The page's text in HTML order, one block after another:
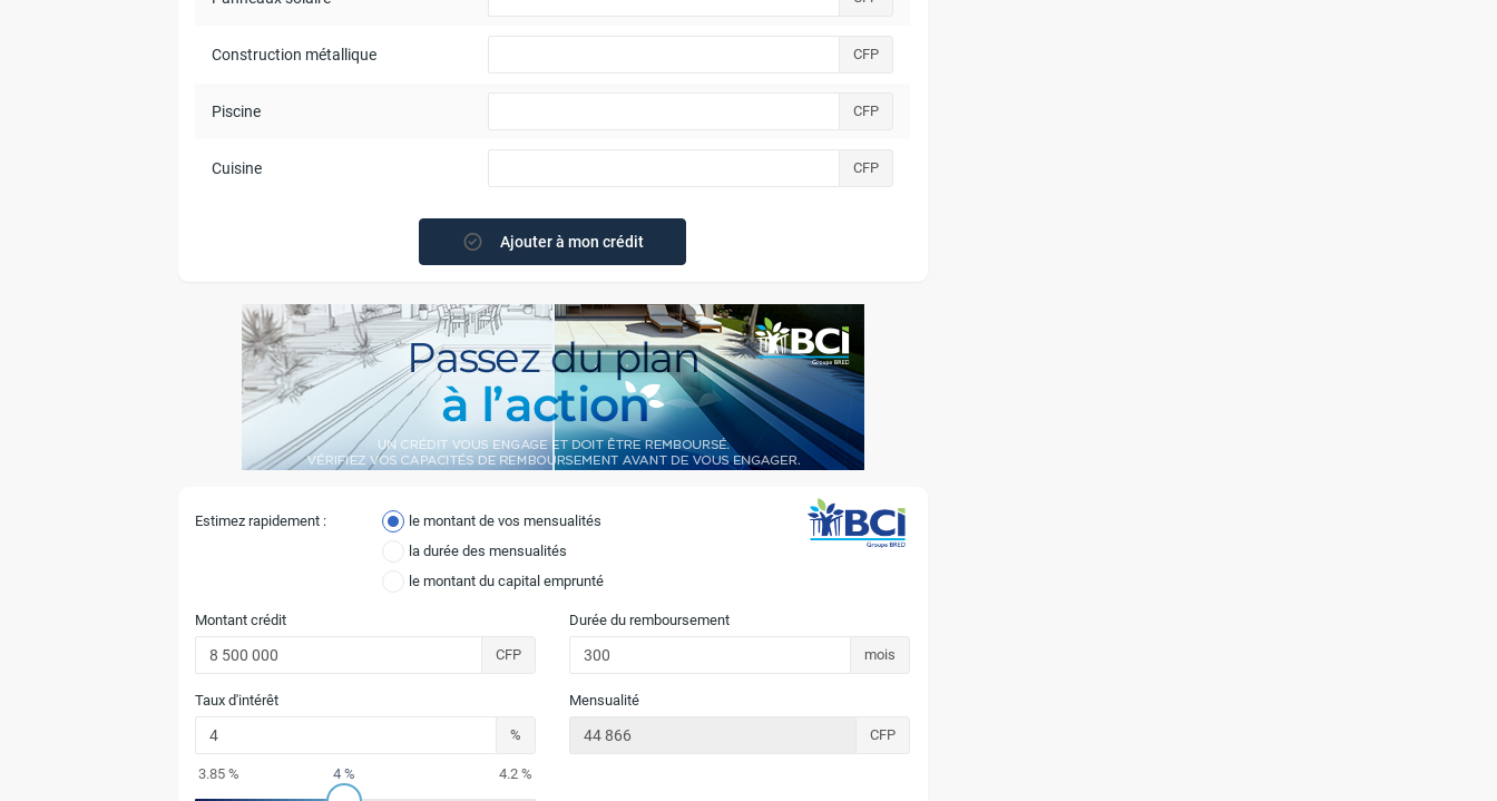
Construction métallique CFP
Piscine CFP
Cuisine CFP
Ajouter à mon crédit
Estimez rapidement :
le montant de vos mensualités
la durée des mensualités
le montant du capital emprunté
Montant crédit
CFP
Taux d'intérêt
%
3.85 % 4.2 %
4 %
Durée du remboursement
mois
Mensualité
CFP